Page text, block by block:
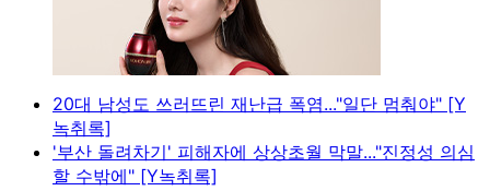
20대 남성도 쓰러뜨린 재난급 폭염..."일단 멈춰야" [Y
녹취록]
'부산 돌려차기' 피해자에 상상초월 막말..."진정성 의심
할 수밖에" [Y녹취록]